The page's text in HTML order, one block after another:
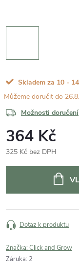
Skladem za 10 -
Možnosti doručení
364 Kč
325 Kč bez DPH
Dotaz k produktu
Značka: Click and Grow
Záruka: 2